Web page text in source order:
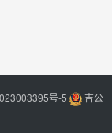
号-5
吉公